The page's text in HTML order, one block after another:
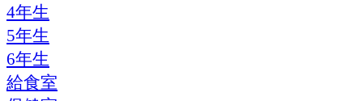
4年生
5年生
6年生
給食室